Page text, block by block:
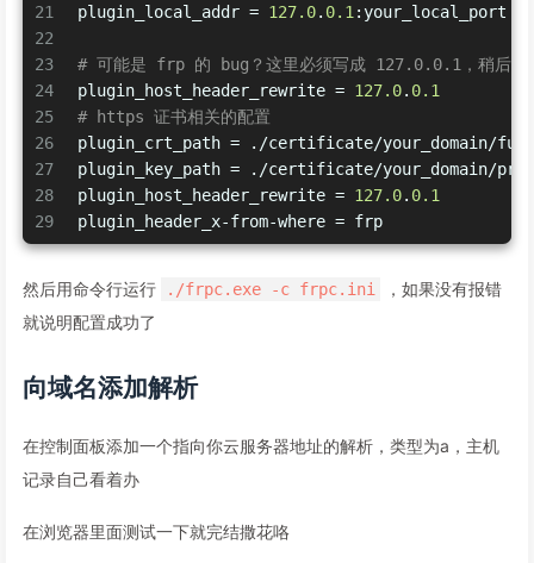
21
22
23
24
25
26
27
28
29
plugin_local_addr = 127.0. 0.1 :your_local_port
# 可能是 frp 的 bug？这里必须写成 127.0.0.1，稍后解
plugin_host_header_rewrite = 127.0. 0.1
# https 证书相关的配置
plugin_crt_path = ./certificate/your_domain/
plugin_key_path = ./certificate/your_domain/
plugin_host_header_rewrite = 127.0. 0.1
plugin_header_x-from-where = frp
然后用命令行运行 ./frpc.exe -c frpc.ini
，如果没有报错
就说明配置成功了
向域名添加解析
在控制面板添加一个指向你云服务器地址的解析，类型为a，主机
记录自己看着办
在浏览器里面测试一下就完结撒花咯